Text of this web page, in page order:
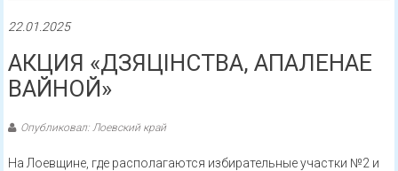
22.01.2025
АКЦИЯ «ДЗЯЦІНСТВА, АПАЛЕНАЕ
ВАЙНОЙ»
Опубликовал: Лоевский край
На Лоевщине, где располагаются избирательные участки №2 и